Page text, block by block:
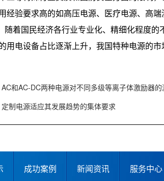
经验要求高的如高压电源、医疗电源、高
随着国民经济各行业专业化、精细化程度
用电设备占比逐渐上升，我国特种电源的
AC和AC-DC两种电源对不同多级等离子体激励器
定制电源适应其发展趋势的集体要求
成功案例 新闻资讯 服务中心